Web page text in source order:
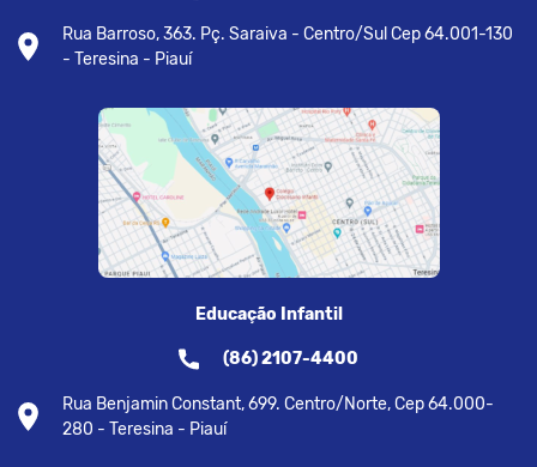
Rua Barroso, 363. Pç. Saraiva - Centro/Sul Cep 64.001-130
- Teresina - Piauí
Educação Infantil
(86) 2107-4400
Rua Benjamin Constant, 699. Centro/Norte, Cep 64.000-
280 - Teresina - Piauí